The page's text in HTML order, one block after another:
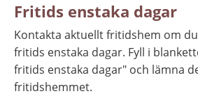
Fritids enstaka dagar
Kontakta aktuellt fritidshem om
fritids enstaka dagar. Fyll i
fritids enstaka dagar" och lämna
fritidshemmet.